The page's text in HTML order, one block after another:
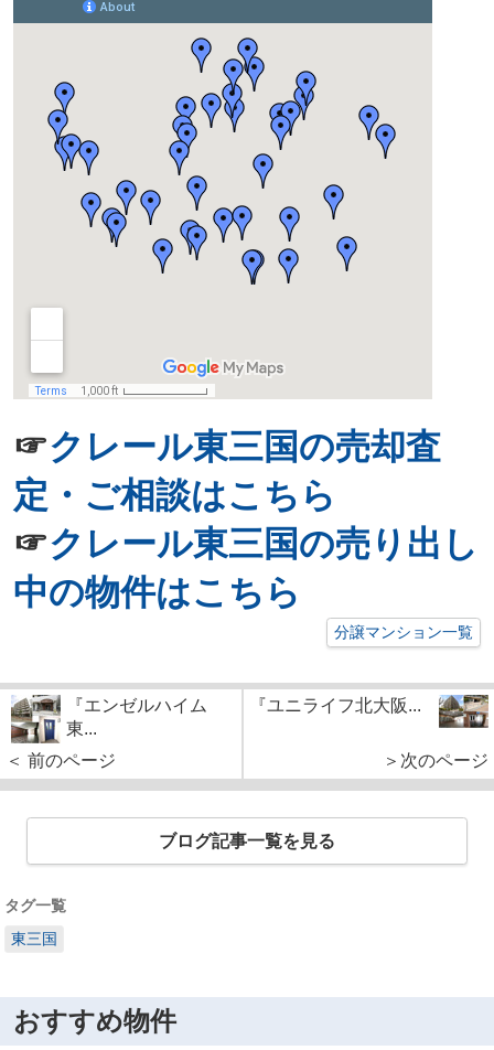
☞クレール東三国の売却査
定・ご相談はこちら
☞クレール東三国の売り出し
中の物件はこちら
分譲マンション一覧
『エンゼルハイム
東...
＜ 前のページ
『ユニライフ北大阪...
＞次のページ
ブログ記事一覧を見る
タグ一覧
東三国
おすすめ物件